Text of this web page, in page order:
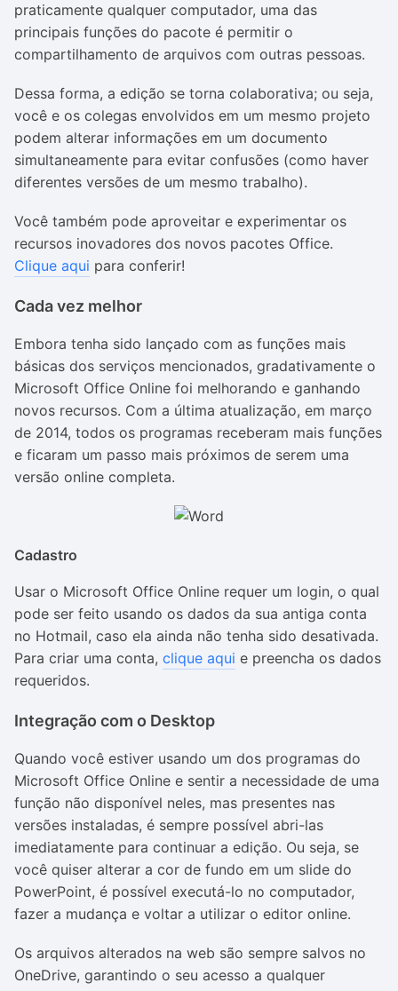
praticamente qualquer computador, uma das
principais funções do pacote é permitir o
compartilhamento de arquivos com outras pessoas.
Dessa forma, a edição se torna colaborativa; ou seja,
você e os colegas envolvidos em um mesmo projeto
podem alterar informações em um documento
simultaneamente para evitar confusões (como haver
diferentes versões de um mesmo trabalho).
Você também pode aproveitar e experimentar os
recursos inovadores dos novos pacotes Office.
Clique aqui para conferir!
Cada vez melhor
Embora tenha sido lançado com as funções mais
básicas dos serviços mencionados, gradativamente o
Microsoft Office Online foi melhorando e ganhando
novos recursos. Com a última atualização, em março
de 2014, todos os programas receberam mais funções
e ficaram um passo mais próximos de serem uma
versão online completa.
Cadastro
Usar o Microsoft Office Online requer um login, o qual
pode ser feito usando os dados da sua antiga conta
no Hotmail, caso ela ainda não tenha sido desativada.
Para criar uma conta, clique aqui e preencha os dados
requeridos.
Integração com o Desktop
Quando você estiver usando um dos programas do
Microsoft Office Online e sentir a necessidade de uma
função não disponível neles, mas presentes nas
versões instaladas, é sempre possível abri-las
imediatamente para continuar a edição. Ou seja, se
você quiser alterar a cor de fundo em um slide do
PowerPoint, é possível executá-lo no computador,
fazer a mudança e voltar a utilizar o editor online.
Os arquivos alterados na web são sempre salvos no
OneDrive, garantindo o seu acesso a qualquer